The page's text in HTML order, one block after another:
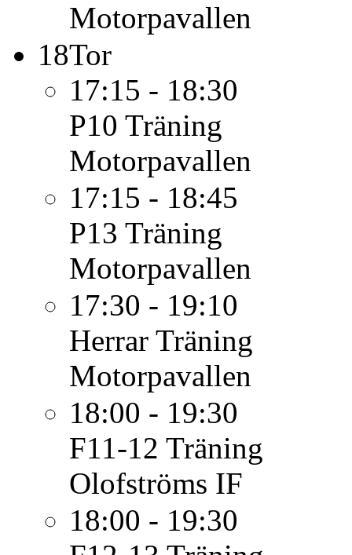
Motorpavallen
18Tor
17:15 - 18:30
P10 Träning
Motorpavallen
17:15 - 18:45
P13 Träning
Motorpavallen
17:30 - 19:10
Herrar Träning
Motorpavallen
18:00 - 19:30
F11-12 Träning
Olofströms IF
18:00 - 19:30